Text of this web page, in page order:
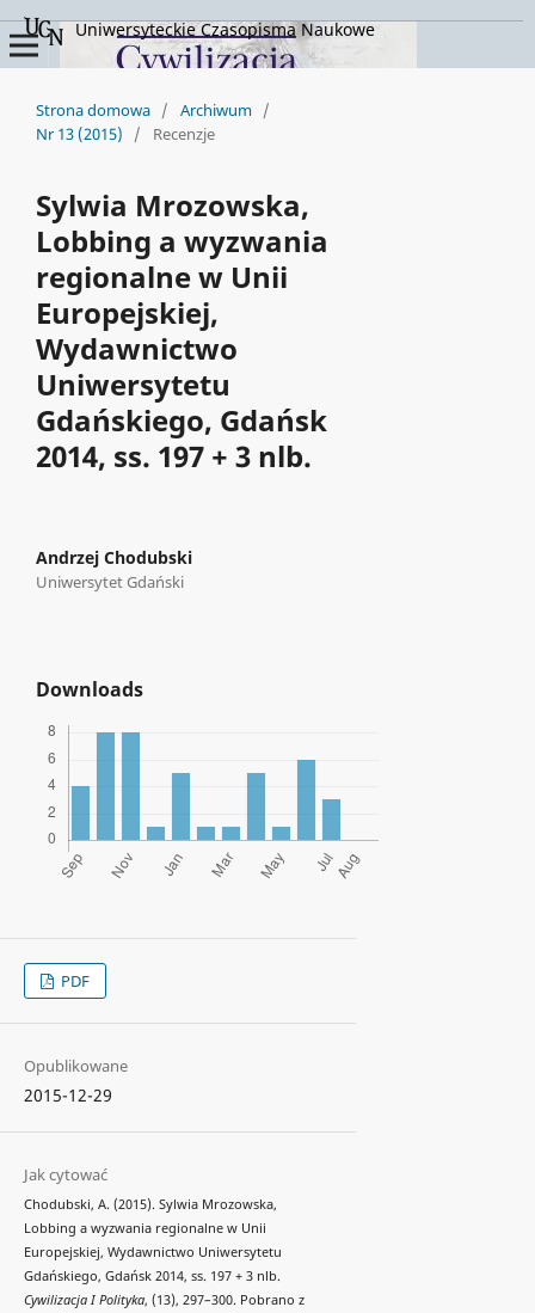
Uniwersyteckie Czasopisma Naukowe
Strona domowa / Archiwum /
Nr 13 (2015)
/ Recenzje
Sylwia Mrozowska,
Lobbing a wyzwania
regionalne w Unii
Europejskiej,
Wydawnictwo
Uniwersytetu
Gdańskiego, Gdańsk
2014, ss. 197 + 3 nlb.
Andrzej Chodubski
Uniwersytet Gdański
Downloads
PDF
Opublikowane
2015-12-29
Jak cytować
Chodubski, A. (2015). Sylwia Mrozowska,
Lobbing a wyzwania regionalne w Unii
Europejskiej, Wydawnictwo Uniwersytetu
Gdańskiego, Gdańsk 2014, ss. 197 + 3 nlb.
Cywilizacja I Polityka, (13), 297–300. Pobrano z